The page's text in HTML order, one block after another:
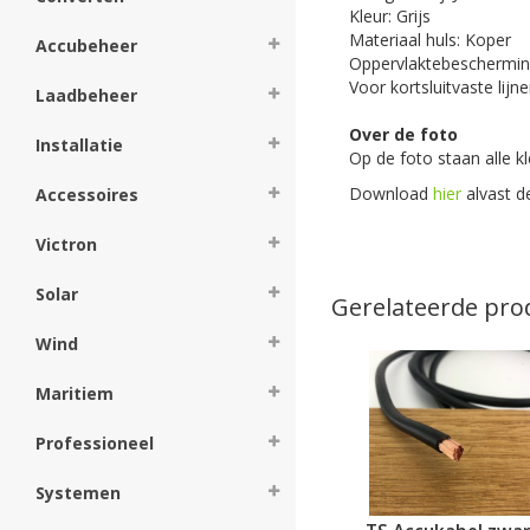
Accubeheer
Laadbeheer
Installatie
Accessoires
Victron
Solar
Wind
Maritiem
Professioneel
Systemen
Kleur: Grijs
Materiaal huls: Koper
Voor kortsluitvaste
Over de foto
Op de foto staan alle
Download hier alvast
Gerelateerde